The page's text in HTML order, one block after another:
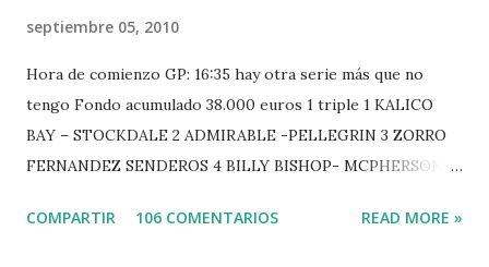
septiembre 05, 2010
Hora de comienzo GP: 16:35 hay otra serie más que no
tengo Fondo acumulado 38.000 euros 1 triple 1 KALICO
BAY – STOCKDALE 2 ADMIRABLE -PELLEGRIN 3 ZORRO
FERNANDEZ SENDEROS 4 BILLY BISHOP- MCPHERSON 5
-EPAILLARD 7 GIG AMAI M WHITAKER 8 SILVANA DU
COMPARTIR 106 COMENTARIOS READ MORE »